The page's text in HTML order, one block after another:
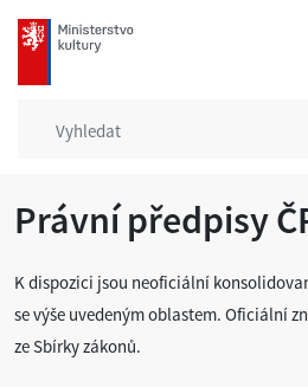
mkcr.cz
Právní předpisy
K dispozici jsou neoficiální
se výše uvedeným oblastem. Oficiální
ze Sbírky zákonů.